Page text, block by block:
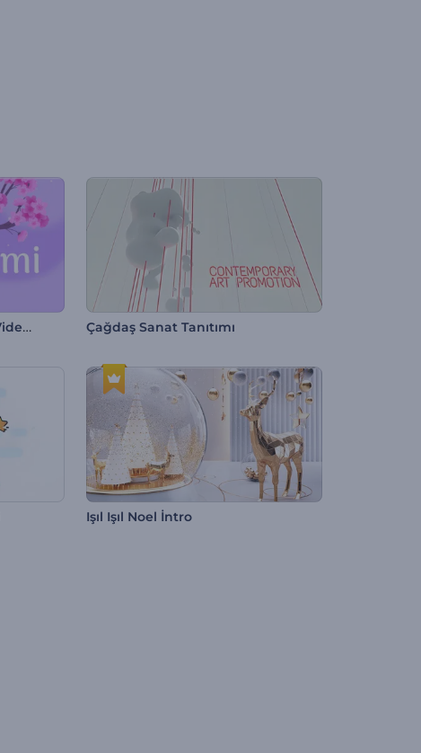
Çiçek Açan Hanami Giriş Videosu Çağdaş Sanat Tanıtımı
Işıl Işıl Noel İntro